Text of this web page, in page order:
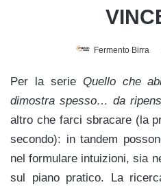
Fermento Birra
Per la serie Quello che
dimostra spesso… da
altro che farci sbracare (la
secondo): in tandem
nel formulare intuizioni, sia
sul piano pratico. La